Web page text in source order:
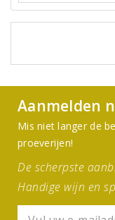
Aanmelden
Mis niet langer de
proeverijen!
De scherpste
Handige wijn en